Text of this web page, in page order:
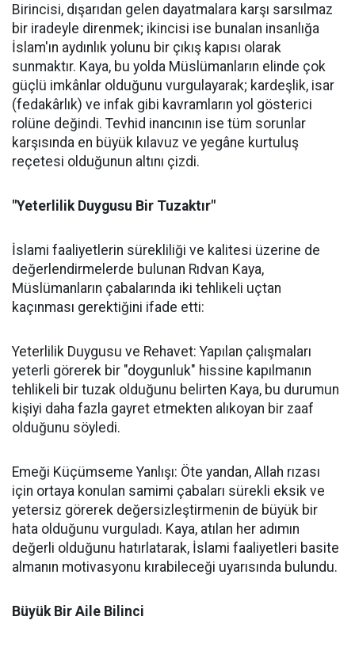
Birincisi, dışarıdan gelen dayatmalara karşı sarsılmaz
bir iradeyle direnmek; ikincisi ise bunalan insanlığa
İslam'ın aydınlık yolunu bir çıkış kapısı olarak
sunmaktır. Kaya, bu yolda Müslümanların elinde çok
güçlü imkânlar olduğunu vurgulayarak; kardeşlik, isar
(fedakârlık) ve infak gibi kavramların yol gösterici
rolüne değindi. Tevhid inancının ise tüm sorunlar
karşısında en büyük kılavuz ve yegâne kurtuluş
reçetesi olduğunun altını çizdi.
"Yeterlilik Duygusu Bir Tuzaktır"
İslami faaliyetlerin sürekliliği ve kalitesi üzerine de
değerlendirmelerde bulunan Rıdvan Kaya,
Müslümanların çabalarında iki tehlikeli uçtan
kaçınması gerektiğini ifade etti:
Yeterlilik Duygusu ve Rehavet: Yapılan çalışmaları
yeterli görerek bir "doygunluk" hissine kapılmanın
tehlikeli bir tuzak olduğunu belirten Kaya, bu durumun
kişiyi daha fazla gayret etmekten alıkoyan bir zaaf
olduğunu söyledi.
Emeği Küçümseme Yanlışı: Öte yandan, Allah rızası
için ortaya konulan samimi çabaları sürekli eksik ve
yetersiz görerek değersizleştirmenin de büyük bir
hata olduğunu vurguladı. Kaya, atılan her adımın
değerli olduğunu hatırlatarak, İslami faaliyetleri basite
almanın motivasyonu kırabileceği uyarısında bulundu.
Büyük Bir Aile Bilinci